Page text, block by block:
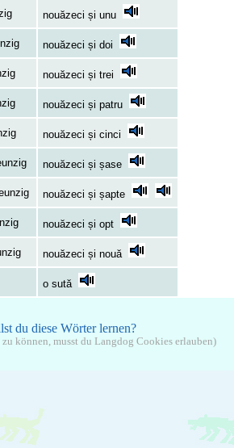
nouăzeci și unu
nouăzeci și doi
nouăzeci și trei
nouăzeci și patru
nouăzeci și cinci
nouăzeci și șase
nouăzeci și șapte
nouăzeci și opt
nouăzeci și nouă
o sută
du diese Wörter lernen?
können, musst du Langdog Cookies erlauben)